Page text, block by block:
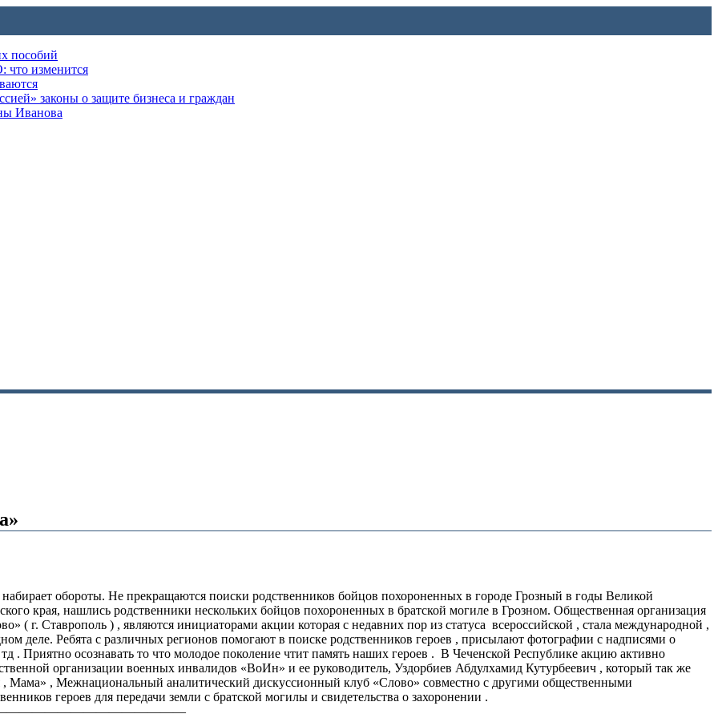
пособий
что изменится
законы о защите бизнеса и граждан
Иванова
обороты. Не прекращаются поиски родственников бойцов похороненных в городе Грозный в годы Великой
края, нашлись родственники нескольких бойцов похороненных в братской могиле в Грозном. Общественная организация
г. Ставрополь ) , являются инициаторами акции которая с недавних пор из статуса всероссийской , стала международной ,
деле. Ребята с различных регионов помогают в поиске родственников героев , присылают фотографии с надписями о
. Приятно осознавать то что молодое поколение чтит память наших героев . В Чеченской Республике акцию активно
организации военных инвалидов «ВоИн» и ее руководитель, Уздорбиев Абдулхамид Кутурбеевич , который так же
Мама» , Межнациональный аналитический дискуссионный клуб «Слово» совместно с другими общественными
героев для передачи земли с братской могилы и свидетельства о захоронении .